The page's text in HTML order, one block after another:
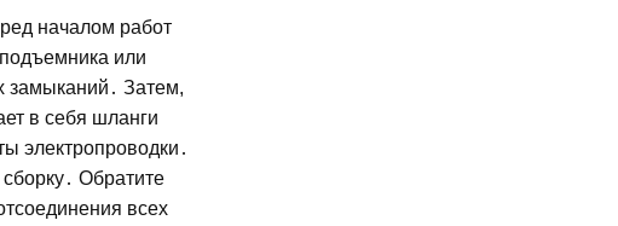
началом работ
или
замыканий․ Затем,
в себя шланги
электропроводки․
Обратите
всех